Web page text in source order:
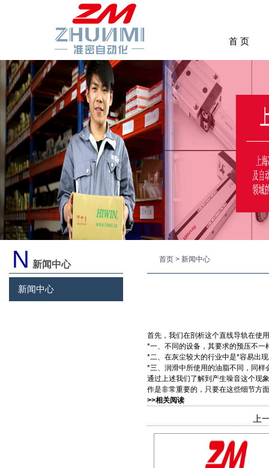
首 页
N 新闻中心
新闻中心
首页 > 新闻中心
首先，我们在剖析这个直线导轨在使
*一、不同的设备，其要求的预压不
*二、在灰尘较大的行业中是*容易出
*三、润滑中所使用的油脂不同，同样
通过上述我们了解到产生噪音这个现
作是非常重要的，只要在这些细节方
>>相关阅读
上